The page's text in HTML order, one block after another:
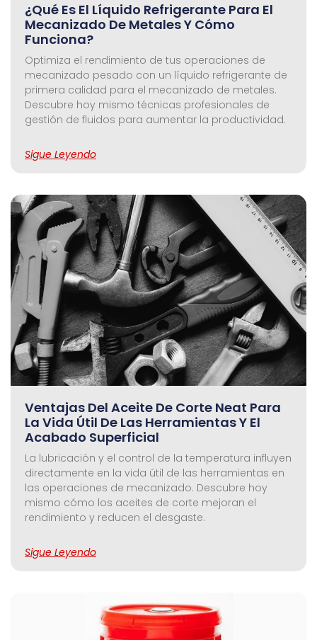
¿Qué Es El Líquido Refrigerante Para El
Mecanizado De Metales Y Cómo
Funciona?
Optimiza el rendimiento de tus operaciones de
mecanizado pesado con un líquido refrigerante de
primera calidad para el mecanizado de metales.
Descubre hoy mismo técnicas profesionales de
gestión de fluidos para aumentar la productividad.
Sigue Leyendo
Ventajas Del Aceite De Corte Neat Para
La Vida Útil De Las Herramientas Y El
Acabado Superficial
La lubricación y el control de la temperatura influyen
directamente en la vida útil de las herramientas en
las operaciones de mecanizado. Descubre hoy
mismo cómo los aceites de corte mejoran el
rendimiento y reducen el desgaste.
Sigue Leyendo